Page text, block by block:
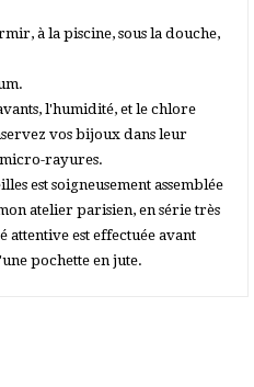
à la piscine, sous la douche,
l'humidité, et le chlore
vos bijoux dans leur
rayures.
est soigneusement assemblée
atelier parisien, en série très
est effectuée avant
pochette en jute.